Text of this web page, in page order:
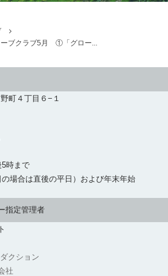
ーブクラブ5月 ①「グロー...
町４丁目６−１
時まで
場合は直後の平日）および年末年始
指定管理者
クション
社